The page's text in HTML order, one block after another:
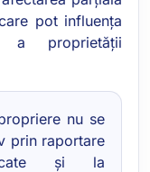
pot influența
a proprietății
nu se
prin raportare
și la